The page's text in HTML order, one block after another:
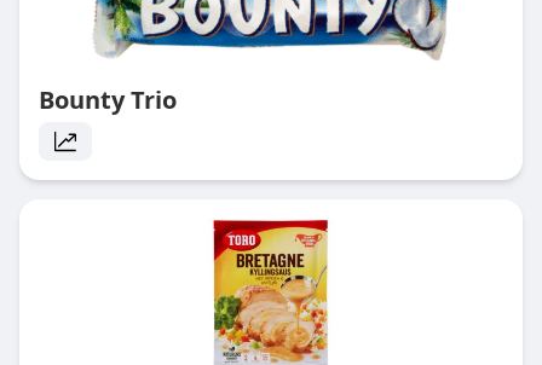
Bounty Trio